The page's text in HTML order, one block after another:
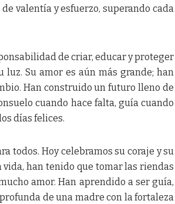
valentía y esfuerzo, superando cada
de criar, educar y proteger
Su amor es aún más grande; han
Han construido un futuro lleno de
cuando hace falta, guía cuando
días felices.
todos. Hoy celebramos su coraje y su
han tenido que tomar las riendas
amor. Han aprendido a ser guía,
de una madre con la fortaleza